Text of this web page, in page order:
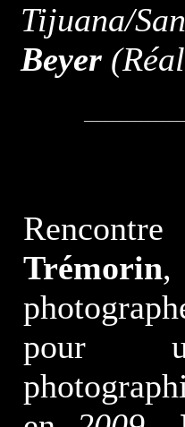
Tijuana/
Beyer
Trémorin
pour